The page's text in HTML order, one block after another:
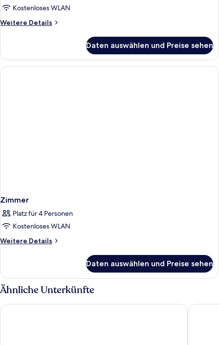
Kostenloses WLAN
Weitere Details
Weitere
Daten auswählen und Preise sehen
Zimmer
Platz für 4 Personen
Kostenloses WLAN
Weitere Details
Weitere
Daten auswählen und Preise sehen
Ähnliche Unterkünfte
Ringhotel Strandblick